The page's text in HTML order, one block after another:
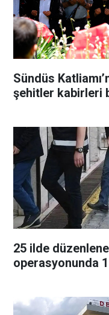
Sündüs
şehitler kabirleri
25 ilde
operasyonunda